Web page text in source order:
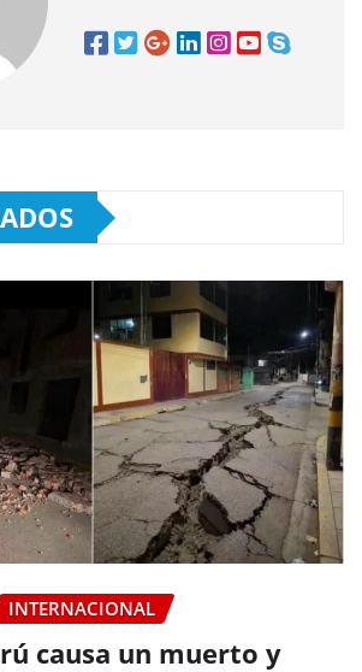
INTERNACIONAL
causa un muerto y